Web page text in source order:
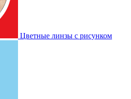
Цветные линзы с рисунком